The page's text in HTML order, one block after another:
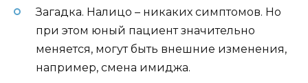
Загадка. Налицо – никаких симптомов. Но
при этом юный пациент значительно
меняется, могут быть внешние изменения,
например, смена имиджа.